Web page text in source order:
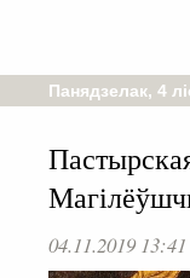
Панядзелак, 4
04.11.2019 13:41